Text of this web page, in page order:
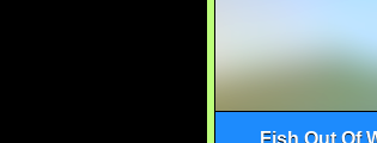
Fish Out Of